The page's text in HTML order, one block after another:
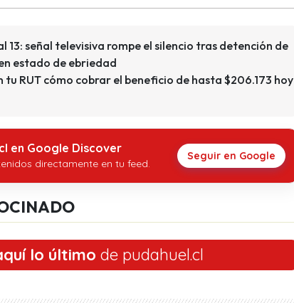
13: señal televisiva rompe el silencio tras detención de
estado de ebriedad
tu RUT cómo cobrar el beneficio de hasta $206.173 hoy
en Google Discover
directamente en tu feed.
Seguir en Google
lo último de pudahuel.cl